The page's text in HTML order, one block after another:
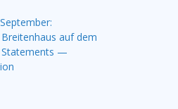
auf dem
Statements —